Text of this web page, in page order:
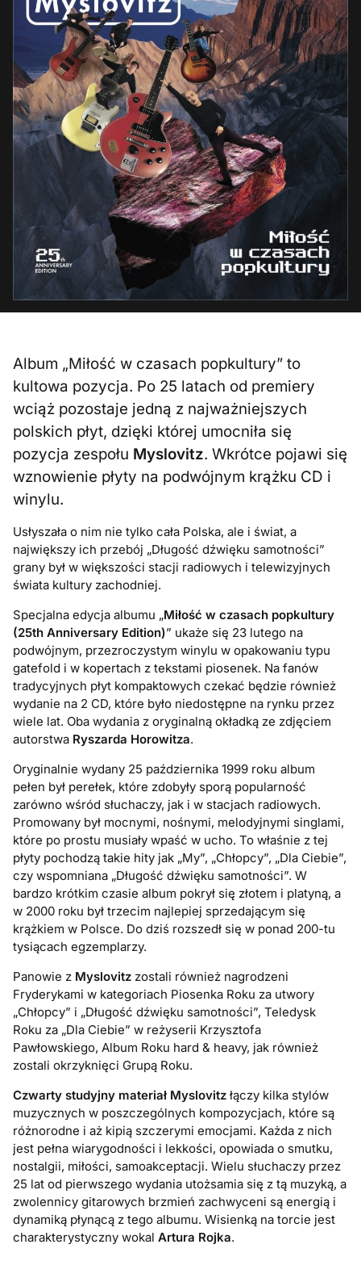
Album „Miłość w czasach popkultury” to
kultowa pozycja. Po 25 latach od premiery
wciąż pozostaje jedną z najważniejszych
polskich płyt, dzięki której umocniła się
pozycja zespołu Myslovitz. Wkrótce pojawi się
wznowienie płyty na podwójnym krążku CD i
winylu.
Usłyszała o nim nie tylko cała Polska, ale i świat, a
największy ich przebój „Długość dźwięku samotności”
grany był w większości stacji radiowych i telewizyjnych
świata kultury zachodniej.
Specjalna edycja albumu „Miłość w czasach popkultury
(25th Anniversary Edition)” ukaże się 23 lutego na
podwójnym, przezroczystym winylu w opakowaniu typu
gatefold i w kopertach z tekstami piosenek. Na fanów
tradycyjnych płyt kompaktowych czekać będzie również
wydanie na 2 CD, które było niedostępne na rynku przez
wiele lat. Oba wydania z oryginalną okładką ze zdjęciem
autorstwa Ryszarda Horowitza.
Oryginalnie wydany 25 października 1999 roku album
pełen był perełek, które zdobyły sporą popularność
zarówno wśród słuchaczy, jak i w stacjach radiowych.
Promowany był mocnymi, nośnymi, melodyjnymi singlami,
które po prostu musiały wpaść w ucho. To właśnie z tej
płyty pochodzą takie hity jak „My”, „Chłopcy”, „Dla Ciebie”,
czy wspomniana „Długość dźwięku samotności”. W
bardzo krótkim czasie album pokrył się złotem i platyną, a
w 2000 roku był trzecim najlepiej sprzedającym się
krążkiem w Polsce. Do dziś rozszedł się w ponad 200-tu
tysiącach egzemplarzy.
Panowie z Myslovitz zostali również nagrodzeni
Fryderykami w kategoriach Piosenka Roku za utwory
„Chłopcy” i „Długość dźwięku samotności”, Teledysk
Roku za „Dla Ciebie” w reżyserii Krzysztofa
Pawłowskiego, Album Roku hard & heavy, jak również
zostali okrzyknięci Grupą Roku.
Czwarty studyjny materiał Myslovitz łączy kilka stylów
muzycznych w poszczególnych kompozycjach, które są
różnorodne i aż kipią szczerymi emocjami. Każda z nich
jest pełna wiarygodności i lekkości, opowiada o smutku,
nostalgii, miłości, samoakceptacji. Wielu słuchaczy przez
25 lat od pierwszego wydania utożsamia się z tą muzyką, a
zwolennicy gitarowych brzmień zachwyceni są energią i
dynamiką płynącą z tego albumu. Wisienką na torcie jest
charakterystyczny wokalArtura Rojka.